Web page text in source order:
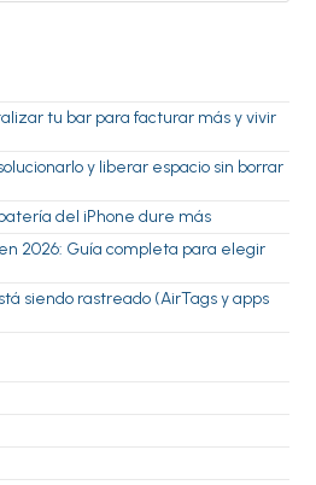
tu bar para facturar más y vivir
y liberar espacio sin borrar
del iPhone dure más
2026: Guía completa para elegir
siendo rastreado (AirTags y apps